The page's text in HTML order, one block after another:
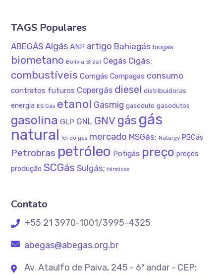
TAGS Populares
ABEGÁS Algás ANP artigo Bahiagás biogás
biometano Bolívia Brasil Cegás Cigás;
combustíveis Comgás Compagas consumo
contratos futuros Copergás diesel distribuidoras
energia ES Gás etanol Gasmig gasoduto gasodutos
gasolina GLP GNL GNV gás gás
natural lei do gás mercado MSGás; Naturgy PBGás
Petrobras petróleo Potigás preço preços
produção SCGás Sulgás; térmicas
Contato
+55 21 3970-1001/3995-4325
abegas@abegas.org.br
Av. Ataulfo de Paiva, 245 - 6º andar - CEP: